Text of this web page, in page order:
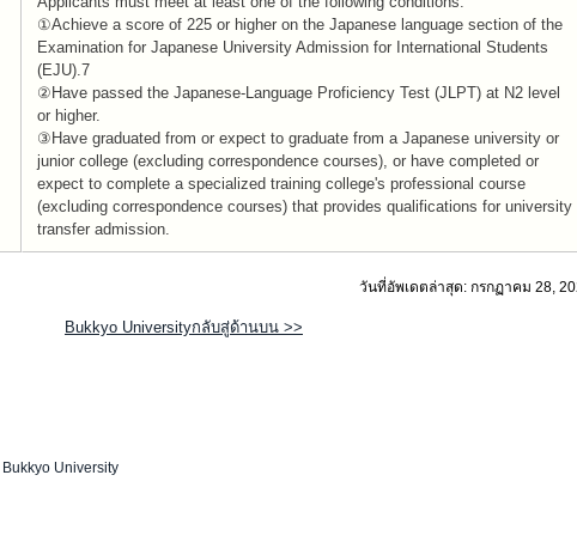
①Achieve a score of 225 or higher on the Japanese language section of the
Examination for Japanese University Admission for International Students
(EJU).7
②Have passed the Japanese-Language Proficiency Test (JLPT) at N2 level
or higher.
③Have graduated from or expect to graduate from a Japanese university or
junior college (excluding correspondence courses), or have completed or
expect to complete a specialized training college's professional course
(excluding correspondence courses) that provides qualifications for university
transfer admission.
วันที่อัพเดตล่าสุด: กรกฏาคม 28,
Bukkyo Universityกลับสู่ด้านบน >>
Bukkyo University